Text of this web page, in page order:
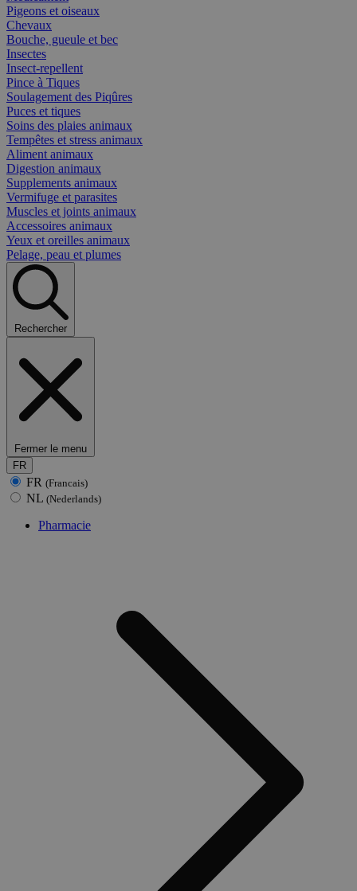
Pigeons et oiseaux
Chevaux
Bouche, gueule et bec
Insectes
Insect-repellent
Pince à Tiques
Soulagement des Piqûres
Puces et tiques
Soins des plaies animaux
Tempêtes et stress animaux
Aliment animaux
Digestion animaux
Supplements animaux
Vermifuge et parasites
Muscles et joints animaux
Accessoires animaux
Yeux et oreilles animaux
Pelage, peau et plumes
Rechercher
Fermer le menu
FR
FR (Francais)
NL (Nederlands)
Pharmacie